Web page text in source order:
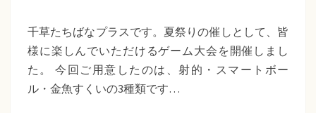
大
会）
千
草
千草たちばなプラスです。夏祭りの催しとして、皆
様に楽しんでいただけるゲーム大会を開催しまし
た。 今回ご用意したのは、射的・スマートボー
ル・金魚すくいの3種類です…